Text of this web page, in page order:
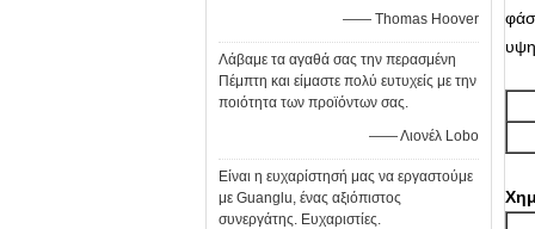
—— Thomas Hoover
Λάβαμε τα αγαθά σας την περασμένη
Πέμπτη και είμαστε πολύ ευτυχείς με την
ποιότητα των προϊόντων σας.
—— Λιονέλ Lobo
Είναι η ευχαρίστησή μας να εργαστούμε
με Guanglu, ένας αξιόπιστος
συνεργάτης. Ευχαριστίες.